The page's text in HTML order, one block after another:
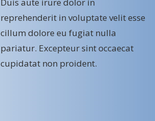
reprehenderit in voluptate velit esse
cillum dolore eu fugiat nulla
pariatur. Excepteur sint occaecat
cupidatat non proident.